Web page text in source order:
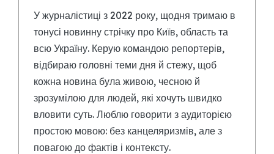
У журналістиці з 2022 року, щодня тримаю в
тонусі новинну стрічку про Київ, область та
всю Україну. Керую командою репортерів,
відбираю головні теми дня й стежу, щоб
кожна новина була живою, чесною й
зрозумілою для людей, які хочуть швидко
вловити суть. Люблю говорити з аудиторією
простою мовою: без канцеляризмів, але з
повагою до фактів і контексту.